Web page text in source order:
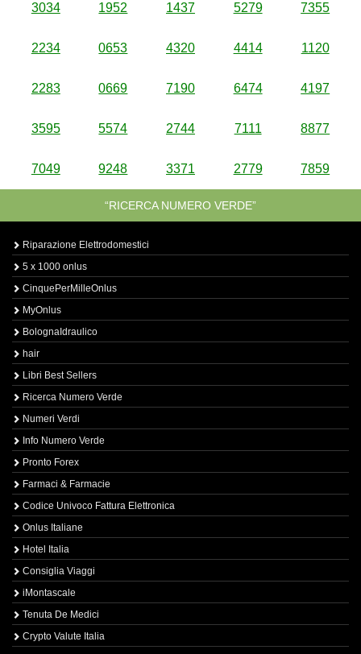
3034 1952 1437 5279 7355
2234 0653 4320 4414 1120
2283 0669 7190 6474 4197
3595 5574 2744 7111 8877
7049 9248 3371 2779 7859
“RICERCA NUMERO VERDE”
Riparazione Elettrodomestici
5 x 1000 onlus
CinquePerMilleOnlus
MyOnlus
BolognaIdraulico
hair
Libri Best Sellers
Ricerca Numero Verde
Numeri Verdi
Info Numero Verde
Pronto Forex
Farmaci & Farmacie
Codice Univoco Fattura Elettronica
Onlus Italiane
Hotel Italia
Consiglia Viaggi
iMontascale
Tenuta De Medici
Crypto Valute Italia